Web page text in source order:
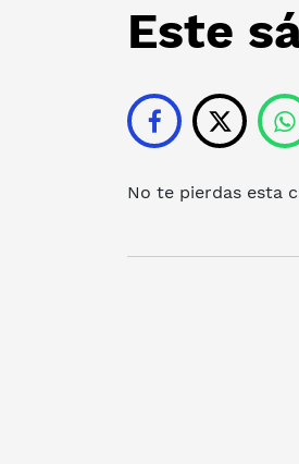
Este
No te pierdas esta